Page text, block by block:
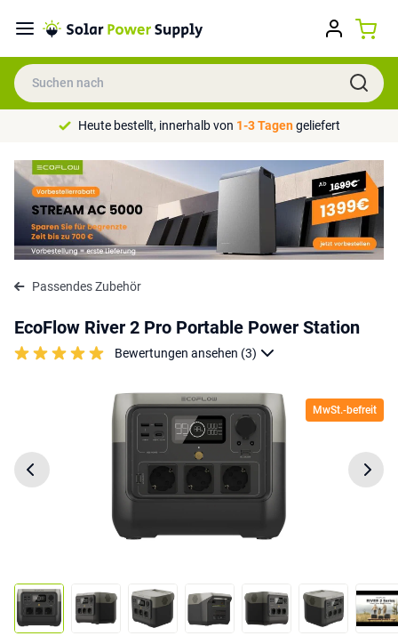
Heute bestellt, innerhalb von 1-3 Tagengeliefert
Passendes Zubehör
EcoFlow River 2 Pro Portable Power Station
Bewertungen ansehen (3)
MwSt.-befreit